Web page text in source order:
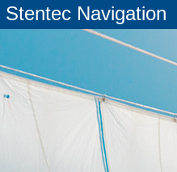
Stentec Navigation